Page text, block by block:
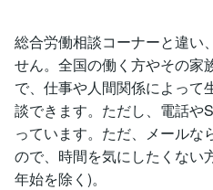
総合労働相談コーナーと違い
せん。全国の働く方やその家
で、仕事や人間関係によって
談できます。ただし、電話や
っています。ただ、メールな
ので、時間を気にしたくない
年始を除く)。